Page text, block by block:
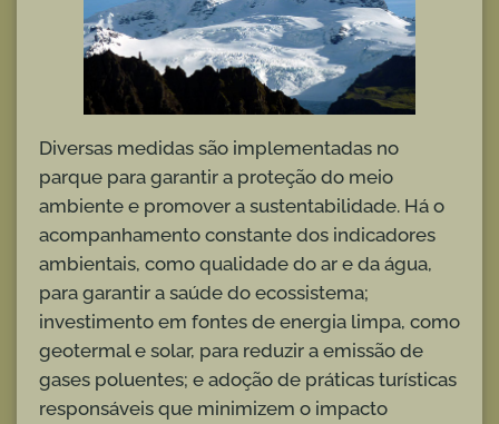
Diversas medidas são implementadas no
parque para garantir a proteção do meio
ambiente e promover a sustentabilidade. Há o
acompanhamento constante dos indicadores
ambientais, como qualidade do ar e da água,
para garantir a saúde do ecossistema;
investimento em fontes de energia limpa, como
geotermal e solar, para reduzir a emissão de
gases poluentes; e adoção de práticas turísticas
responsáveis que minimizem o impacto